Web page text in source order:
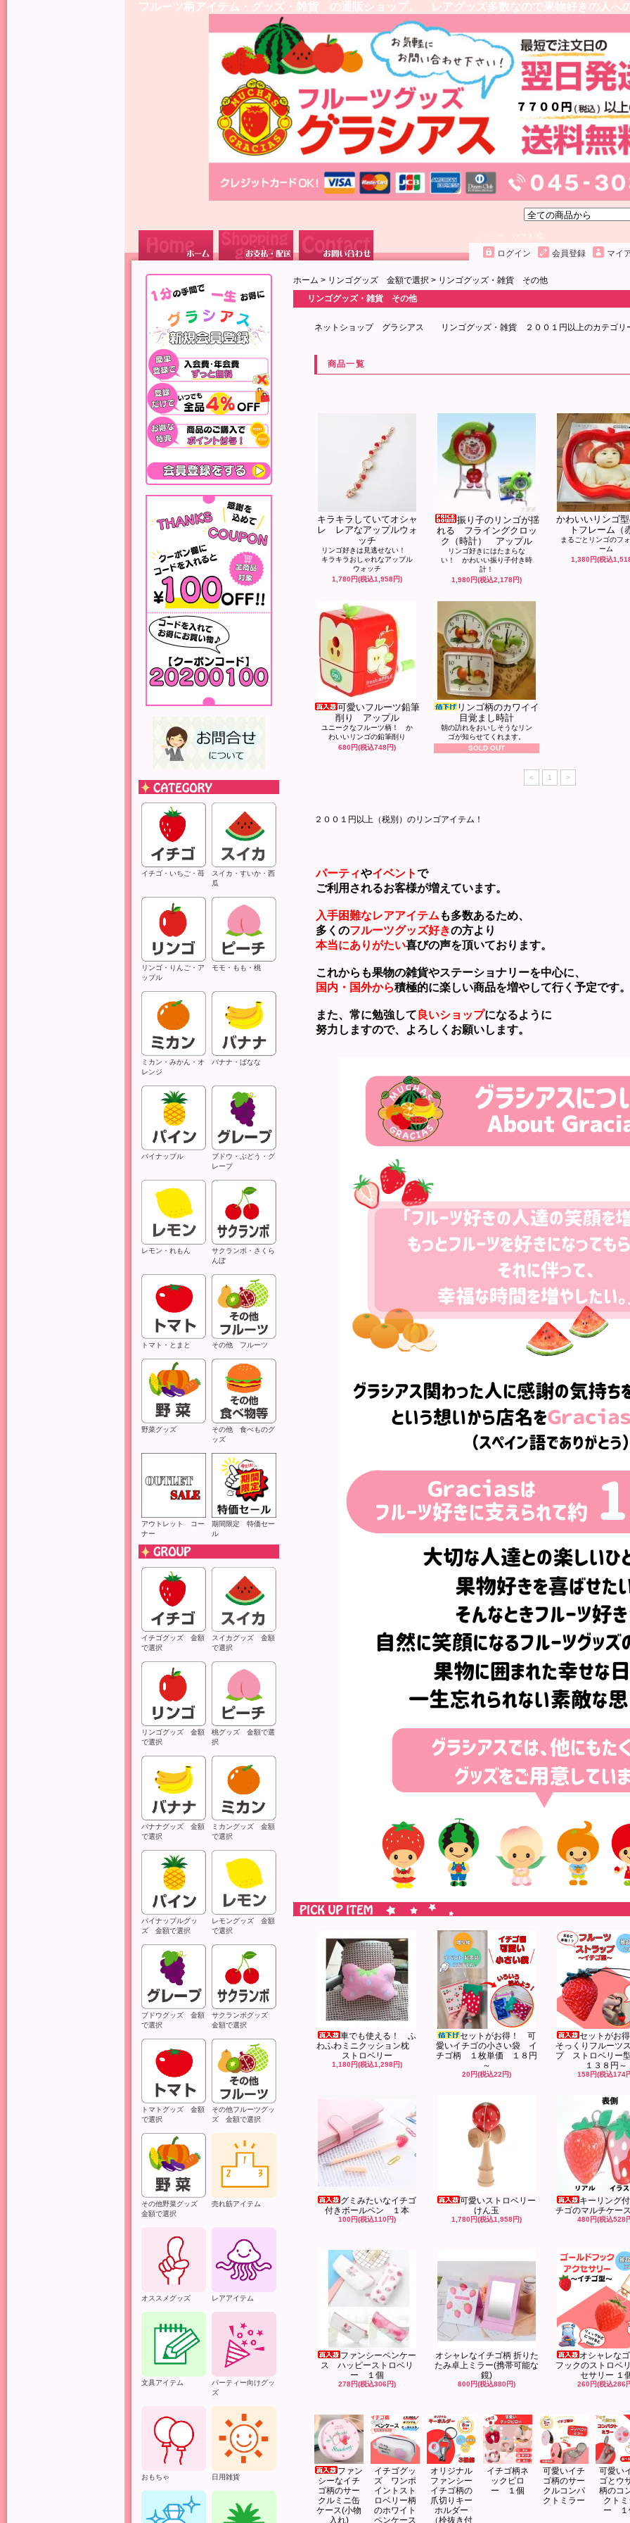
フルーツ柄アイテム・グッズ・雑貨 の通販ショップ。 レアグッズ多数なので果物好きの人へ
ようこそ、 ゲスト 様
ログイン 会員登録 マイ
イチゴ・いちご・苺
スイカ・すいか・西
瓜
リンゴ・りんご・ア
ップル
モモ・もも・桃
ミカン・みかん・オ
レンジ
バナナ・ばなな
パイナップル
ブドウ・ぶどう・グ
レープ
レモン・れもん
サクランボ・さくら
んぼ
トマト・とまと その他 フルーツ
野菜グッズ
その他 食べものグ
ッズ
アウトレット コー
ナー
期間限定 特価セー
ル
イチゴグッズ 金額
で選択
スイカグッズ 金額
で選択
リンゴグッズ 金額
で選択
桃グッズ 金額で選
択
バナナグッズ 金額
で選択
ミカングッズ 金額
で選択
パイナップルグッ
ズ 金額で選択
レモングッズ 金額
で選択
ブドウグッズ 金額
で選択
サクランボグッズ
金額で選択
トマトグッズ 金額
で選択
その他フルーツグッ
ズ 金額で選択
その他野菜グッズ
金額で選択
売れ筋アイテム
オススメグッズ レアアイテム
文具アイテム
パーティー向けグッ
ズ
おもちゃ 日用雑貨
ホーム > リンゴグッズ 金額で選択 > リンゴグッズ・雑貨 その他
リンゴグッズ・雑貨 その他
ネットショップ グラシアス リンゴグッズ・雑貨 ２００１円以上のカテゴリ
商品一覧
キラキラしていてオシャ
レ レアなアップルウォ
ッチ
リンゴ好きは見逃せない！
キラキラおしゃれなアップル
ウォッチ
1,780円(税込1,958円)
振り子のリンゴが揺
れる フライングクロッ
ク（時計） アップル
リンゴ好きにはたまらな
い！ かわいい振り子付き時
計！
1,980円(税込2,178円)
かわいいリンゴ
トフレーム（
まるごとリンゴのフ
ーム
1,380円(税込
可愛いフルーツ鉛筆
削り アップル
ユニークなフルーツ柄！ か
わいいリンゴの鉛筆削り
680円(税込748円)
リンゴ柄のカワイイ
目覚まし時計
朝の訪れをおいしそうなリン
ゴが知らせてくれます。
SOLD OUT
< 1 >
２００１円以上（税別）のリンゴアイテム！
パーティやイベントで
ご利用されるお客様が増えています。
入手困難なレアアイテム も多数あるため、
多くのフルーツグッズ好きの方より
本当にありがたい喜びの声を頂いております。
これからも果物の雑貨やステーショナリーを中心に、
国内・国外から積極的に楽しい商品を増やして行く予定です。
また、常に勉強して 良いショップになるように
努力しますので、よろしくお願いします。
車でも使える！ ふ
わふわミニクッション枕
ストロベリー
1,180円(税込1,298円)
セットがお得！ 可
愛いイチゴの小さい袋 イ
チゴ柄 １枚単価 １８円
～
20円(税込22円)
セットがお
そっくりフルーツ
プ ストロベリー
１３８円～
158円(税込174
グミみたいなイチゴ
付きボールペン １本
100円(税込110円)
可愛いストロベリー
けん玉
1,780円(税込1,958円)
キーリング
チゴのマルチケー
480円(税込528
ファンシーペンケー
ス ハッピーストロベリ
ー １個
278円(税込306円)
オシャレなイチゴ柄 折りた
たみ卓上ミラー(携帯可能な
鏡)
800円(税込880円)
オシャレな
フックのストロベ
セサリー １
260円(税込286
ファン
シーなイチ
ゴ柄のサー
クルミニ缶
ケース(小物
入れ)
イチゴグッ
ズ ワンポ
イントスト
ロベリー柄
のホワイト
ペンケース
オリジナル
ファンシー
イチゴ柄の
爪切りキー
ホルダー
（栓抜き付
イチゴ柄ネ
ックピロ
ー １個
可愛いイチ
ゴ柄のサー
クルコンパ
クトミラー
可愛い
ゴとウ
柄のコ
クト
ー １